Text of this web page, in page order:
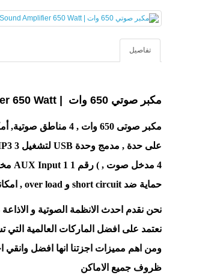
تفاصيل
مكبر صوتي 650 وات | Sound Amplifier 650 Watt
مكبر صوتى 650 وات , 4 مناطق صوتية, أمكانية التحكم فى شدة صوت كل منطقة
على حدة , مدمج وحدة USB لتشغيل MP3 3 مدخل مايك ) مع الاولوية لمايك ,
4 مدخل صوت , ) رقم 1 AUX Input 1 مخرج صوت , AUX Output ,
حماية ضد short circuit و over load , امكانية توصيل على 100V / 70V / 4-16 Ω
نحن نقدم احدث الانظمة الصوتية و
نعتمد على افضل الماركات العالمية
ومن اهم مميزات اجزتنا انها افضل
ظروف جميع الاماكن